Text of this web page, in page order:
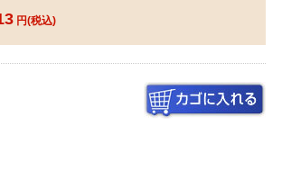
円(税込)